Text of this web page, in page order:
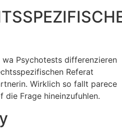
wa Psychotests differenzieren
Referat
Wirklich so fallt parece
Frage hineinzufuhlen.